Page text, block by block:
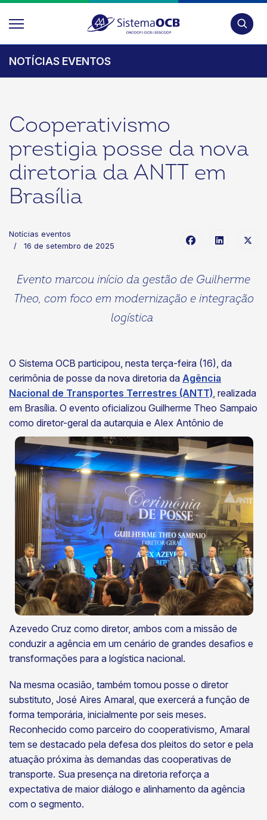
NOTÍCIAS EVENTOS
Cooperativismo
prestigia posse da nova
diretoria da ANTT em
Brasília
Notícias eventos
16 de setembro de 2025
Evento marcou início da gestão de Guilherme
Theo, com foco em modernização e integração
logística
O Sistema OCB participou, nesta terça-feira (16), da
cerimônia de posse da nova diretoria da Agência
Nacional de Transportes Terrestres (ANTT), realizada
em Brasília. O evento oficializou Guilherme Theo Sampaio
como diretor-geral da autarquia e Alex Antônio de
Azevedo Cruz como diretor, ambos com a missão de
conduzir a agência em um cenário de grandes desafios e
transformações para a logística nacional.
Na mesma ocasião, também tomou posse o diretor
substituto, José Aires Amaral, que exercerá a função de
forma temporária, inicialmente por seis meses.
Reconhecido como parceiro do cooperativismo, Amaral
tem se destacado pela defesa dos pleitos do setor e pela
atuação próxima às demandas das cooperativas de
transporte. Sua presença na diretoria reforça a
expectativa de maior diálogo e alinhamento da agência
com o segmento.